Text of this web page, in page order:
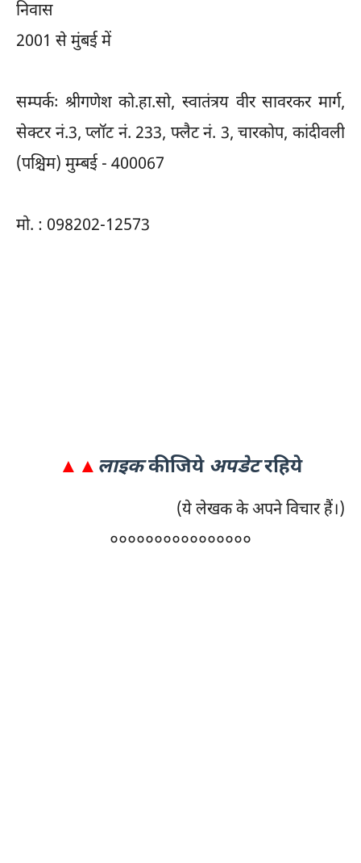
निवास
2001 से मुंबई में
सम्पर्कः श्रीगणेश को.हा.सो, स्वातंत्रय वीर सावरकर मार्ग,
सेक्टर नं.3, प्लॉट नं. 233, फ्लैट नं. 3, चारकोप, कांदीवली
(पश्चिम) मुम्बई - 400067
मो. : 098202-12573
▲▲ लाइककीजिये अपडेटरहिये
(ये लेखक के अपने विचार हैं।)
००००००००००००००००